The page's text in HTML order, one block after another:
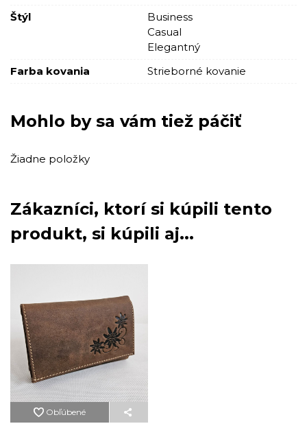
Štýl
Business
Casual
Elegantný
Farba kovania
Strieborné kovanie
Mohlo by sa vám tiež páčiť
Žiadne položky
Zákazníci, ktorí si kúpili tento
produkt, si kúpili aj...
Obľúbené